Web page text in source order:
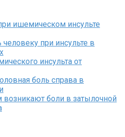
ишемическом инсульте
при инсульте в
инсульта от
боль справа в
возникают боли в затылочной